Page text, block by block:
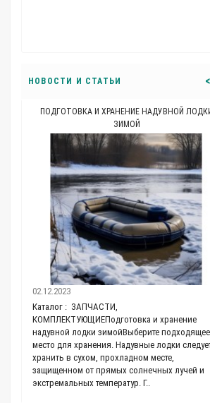
НОВОСТИ И СТАТЬИ
ПОДГОТОВКА И ХРАНЕНИЕ НАДУВНОЙ
ЗИМОЙ
02.12.2023
Каталог : ЗАПЧАСТИ,
КОМПЛЕКТУЮЩИЕПодготовка и хранение
надувной лодки зимойВыберите подходящее
место для хранения. Надувные лодки
хранить в сухом, прохладном месте,
защищенном от прямых солнечных лучей и
экстремальных температур. Г..
<